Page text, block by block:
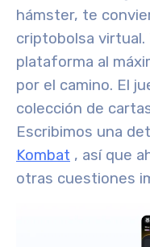
hámster, te
criptobolsa
plataforma al
por el camino. El
colección de
Escribimos una
Kombat , así que
otras cuestiones